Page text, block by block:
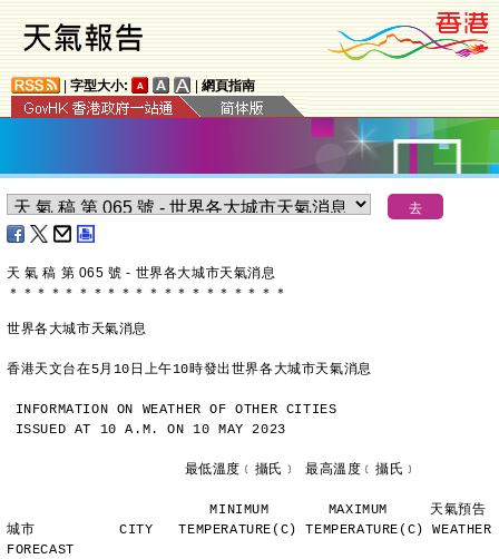
字型大小: 網頁指南
天 氣 稿 第 065 號 - 世界各大城市天氣消息
＊ ＊ ＊ ＊ ＊ ＊ ＊ ＊ ＊ ＊ ＊ ＊ ＊ ＊ ＊ ＊ ＊ ＊ ＊ ＊
世界各大城市天氣消息
香港天文台在5月10日上午10時發出世界各大城市天氣消息
INFORMATION ON WEATHER OF OTHER CITIES
ISSUED AT 10 A.M. ON 10 MAY 2023
                     最低溫度﹝攝氏﹞ 最高溫度﹝攝氏﹞
                        MINIMUM       MAXIMUM     天氣預告
城市          CITY   TEMPERATURE(C) TEMPERATURE(C) WEATHER
FORECAST